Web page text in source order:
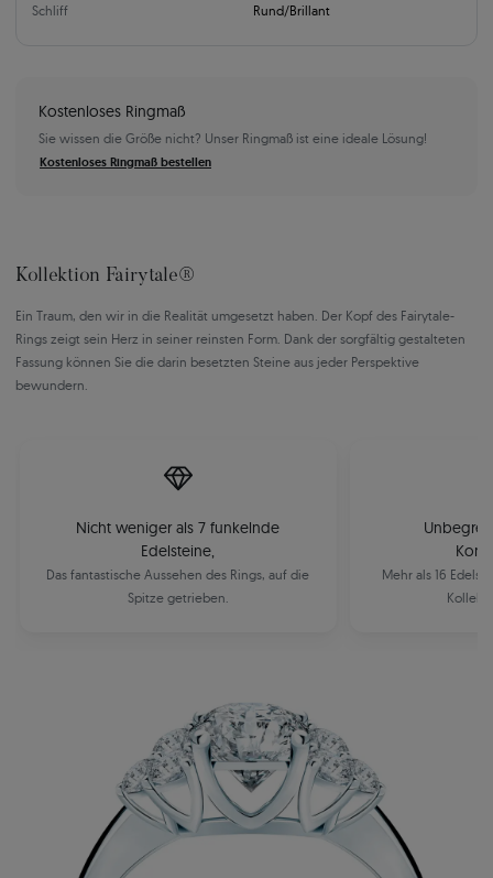
Schliff Rund/Brillant
Kostenloses Ringmaß
Sie wissen die Größe nicht? Unser Ringmaß ist eine ideale Lösung!
Kostenloses Ringmaß bestellen
Kollektion Fairytale®
Ein Traum, den wir in die Realität umgesetzt haben. Der Kopf des Fairytale-
Rings zeigt sein Herz in seiner reinsten Form. Dank der sorgfältig gestalteten
Fassung können Sie die darin besetzten Steine aus jeder Perspektive
bewundern.
Nicht weniger als 7 funkelnde
Edelsteine,
Das fantastische Aussehen des Rings, auf die
Spitze getrieben.
Mehr als 16